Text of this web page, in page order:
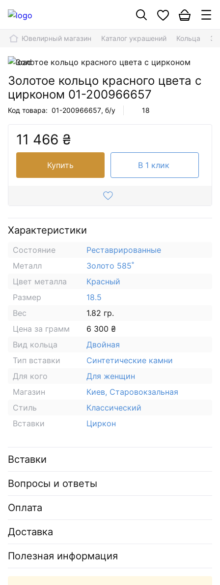
Ювелирный магазин Каталог украшений Кольца
Золотое кольцо красного цвета с
цирконом 01-200966657
Код товара: 01-200966657, б/у 18
11 466 ₴
Купить В 1 клик
Характеристики
Состояние
Реставрированные
Металл
Золото 585˚
Цвет металла
Красный
Размер
18.5
Вес
1.82 гр.
Цена за грамм
6 300 ₴
Вид кольца
Двойная
Тип вставки
Синтетические камни
Для кого
Для женщин
Магазин
Киев, Старовокзальная
Стиль
Классический
Вставки
Циркон
Вставки
Вопросы и ответы
Оплата
Доставка
Полезная информация